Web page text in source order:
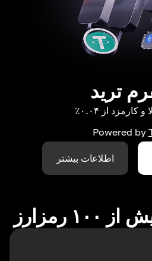
ترید
کارمزد از ۰.۰۴٪
Powered by
اطلاعات بیشتر
رمزارز